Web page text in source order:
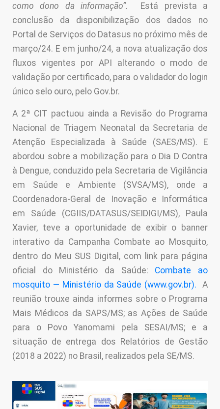
como dono da informação”. Está prevista a
conclusão da disponibilização dos dados no
Portal de Serviços do Datasus no próximo mês de
março/24. E em junho/24, a nova atualização dos
fluxos vigentes por API alterando o modo de
validação por certificado, para o validador do login
único selo ouro, pelo Gov.br.
A 2ª CIT pactuou ainda a Revisão do Programa
Nacional de Triagem Neonatal da Secretaria de
Atenção Especializada à Saúde (SAES/MS). E
abordou sobre a mobilização para o Dia D Contra
à Dengue, conduzido pela Secretaria de Vigilância
em Saúde e Ambiente (SVSA/MS), onde a
Coordenadora-Geral de Inovação e Informática
em Saúde (CGIIS/DATASUS/SEIDIGI/MS), Paula
Xavier, teve a oportunidade de exibir o banner
interativo da Campanha Combate ao Mosquito,
dentro do Meu SUS Digital, com link para página
oficial do Ministério da Saúde: Combate ao
mosquito — Ministério da Saúde (www.gov.br). A
reunião trouxe ainda informes sobre o Programa
Mais Médicos da SAPS/MS; as Ações de Saúde
para o Povo Yanomami pela SESAI/MS; e a
situação de entrega dos Relatórios de Gestão
(2018 a 2022) no Brasil, realizados pela SE/MS.